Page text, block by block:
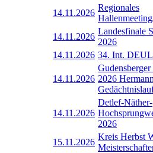
14.11.2026
Regionales
14.11.2026
Landesfinale
2026
14.11.2026 34. Int.
14.11.2026 2026
14.11.2026
Detlef-Näther-
2026
15.11.2026
Kreis Herbst